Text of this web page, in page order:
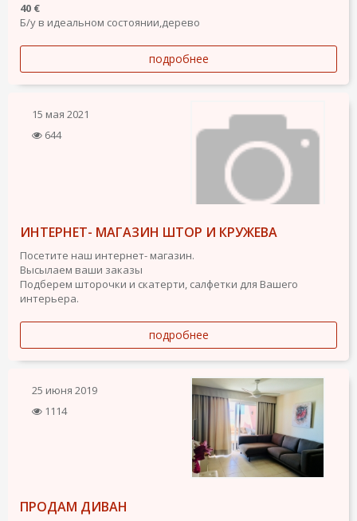
40 €
Б/у в идеальном состоянии,дерево
подробнее
15 мая 2021
644
ИНТЕРНЕТ- МАГАЗИН ШТОР И КРУЖЕВА
Посетите наш интернет- магазин.
Высылаем ваши заказы
Подберем шторочки и скатерти, салфетки для Вашего
интерьера.
подробнее
25 июня 2019
1114
ПРОДАМ ДИВАН